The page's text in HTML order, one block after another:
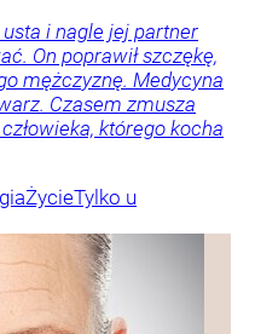
i nagle jej partner
On poprawił szczękę,
mężczyznę. Medycyna
Czasem zmusza
którego kocha
ŻycieTylko u